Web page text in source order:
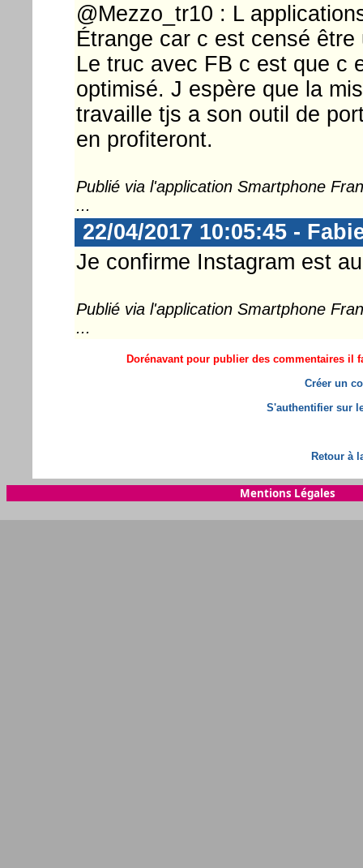
@Mezzo_tr10 : L
Étrange car c est censé être
Le truc avec FB c est que c
optimisé. J espère que la
travaille tjs a son outil de
en profiteront.
Publié via l'application Smartphone
...
22/04/2017 10:05:45 -
Je confirme Instagram est
Publié via l'application Smartphone
...
Dorénavant pour publier des commentaires il
Créer un
S'authentifier sur
Retour à
Mentions Légales